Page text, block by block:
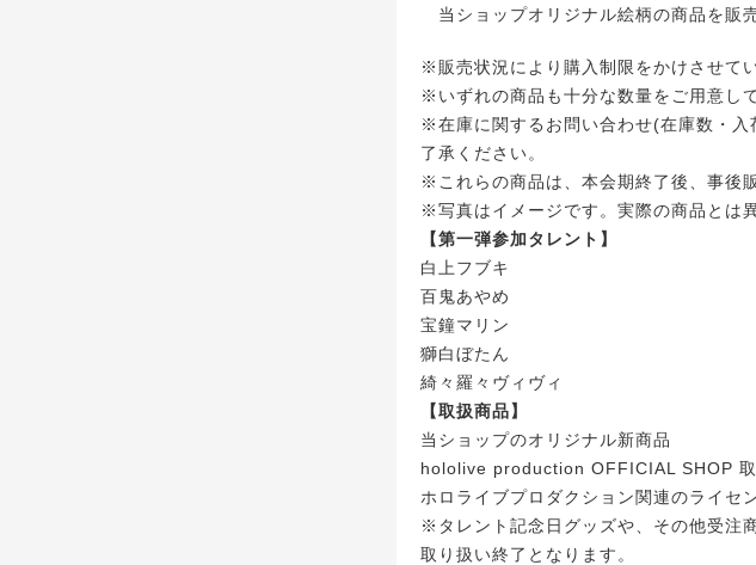
当ショップオリジナル絵柄の商品を販
※販売状況により購入制限をかけさせて
※いずれの商品も十分な数量をご用意し
※在庫に関するお問い合わせ(在庫数・
了承ください。
※これらの商品は、本会期終了後、事後
※写真はイメージです。実際の商品とは
【第一弾参加タレント】
白上フブキ
百鬼あやめ
宝鐘マリン
獅白ぼたん
綺々羅々ヴィヴィ
【取扱商品】
当ショップのオリジナル新商品
hololive production OFFICIAL SHOP
ホロライブプロダクション関連のライセ
※タレント記念日グッズや、その他受注
取り扱い終了となります。